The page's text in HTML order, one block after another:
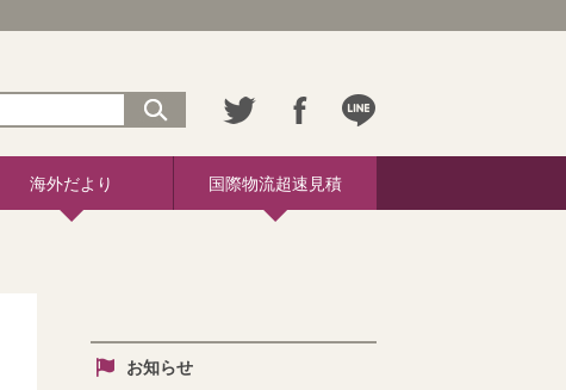
海外だより 国際物流超速見積
お知らせ